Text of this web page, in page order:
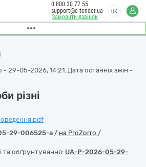
Замовити дзвінок
0 800 30 77 55
support@e-tender.ua
UK
29-05-2026, 14:21. Дата останніх змін -
різні
29-006525-a / на ProZorro /
та обґрунтування: UA-P-2026-05-29-